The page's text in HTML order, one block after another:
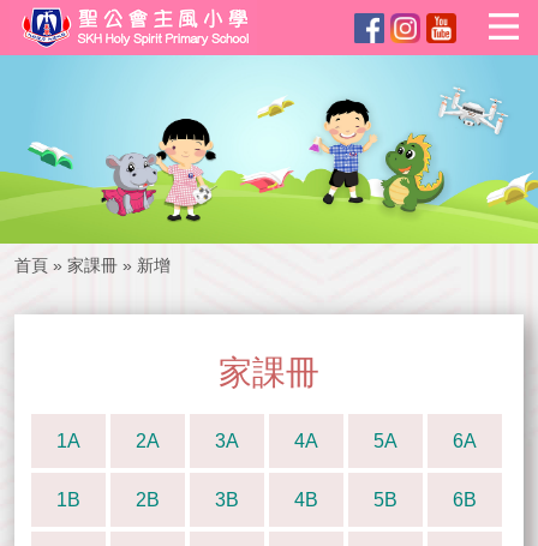
首頁 » 家課冊 » 新增
家課冊
1A 2A 3A 4A 5A 6A
1B 2B 3B 4B 5B 6B